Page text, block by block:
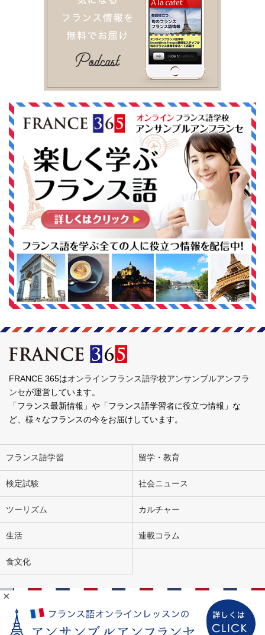
FRANCE 365はオンラインフランス語学校アンサンブルアンフラ
ンセが運営しています。
「フランス最新情報」や「フランス語学習者に役立つ情報」な
ど、様々なフランスの今をお届けしています。
フランス語学習 留学・教育
検定試験 社会ニュース
ツーリズム カルチャー
生活 連載コラム
食文化
個人情報の取り扱いについて
×